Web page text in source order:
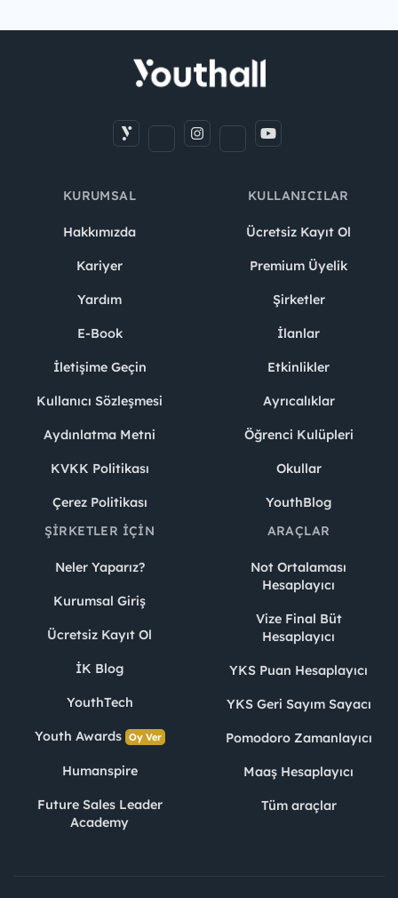
KURUMSAL
Hakkımızda
Kariyer
Yardım
E-Book
İletişime Geçin
Kullanıcı Sözleşmesi
Aydınlatma Metni
KVKK Politikası
Çerez Politikası
KULLANICILAR
Ücretsiz Kayıt Ol
Premium Üyelik
Şirketler
İlanlar
Etkinlikler
Ayrıcalıklar
Öğrenci Kulüpleri
Okullar
YouthBlog
ŞIRKETLER İÇIN
Neler Yaparız?
Kurumsal Giriş
Ücretsiz Kayıt Ol
İK Blog
YouthTech
Youth Awards Oy Ver
Humanspire
Future Sales Leader
Academy
ARAÇLAR
Not Ortalaması
Hesaplayıcı
Vize Final Büt
Hesaplayıcı
YKS Puan Hesaplayıcı
YKS Geri Sayım Sayacı
Pomodoro Zamanlayıcı
Maaş Hesaplayıcı
Tüm araçlar